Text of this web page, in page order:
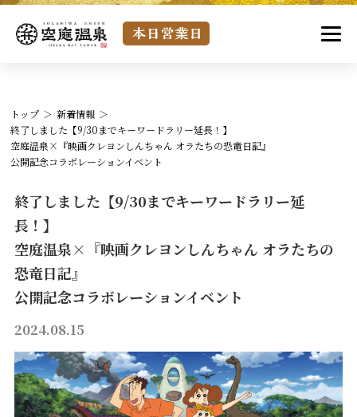
トップ
新着情報
終了しました【9/30までキーワードラリー延長！】
空庭温泉×『映画クレヨンしんちゃん オラたちの恐竜日記』
公開記念コラボレーションイベント
終了しました【9/30までキーワードラリー延
長！】
空庭温泉×『映画クレヨンしんちゃん オラたちの
恐竜日記』
公開記念コラボレーションイベント
2024.08.15